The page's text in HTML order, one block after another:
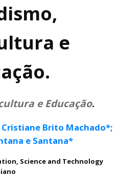
e
e Educação.
Brito Machado*;
e Santana*
Science and Technology